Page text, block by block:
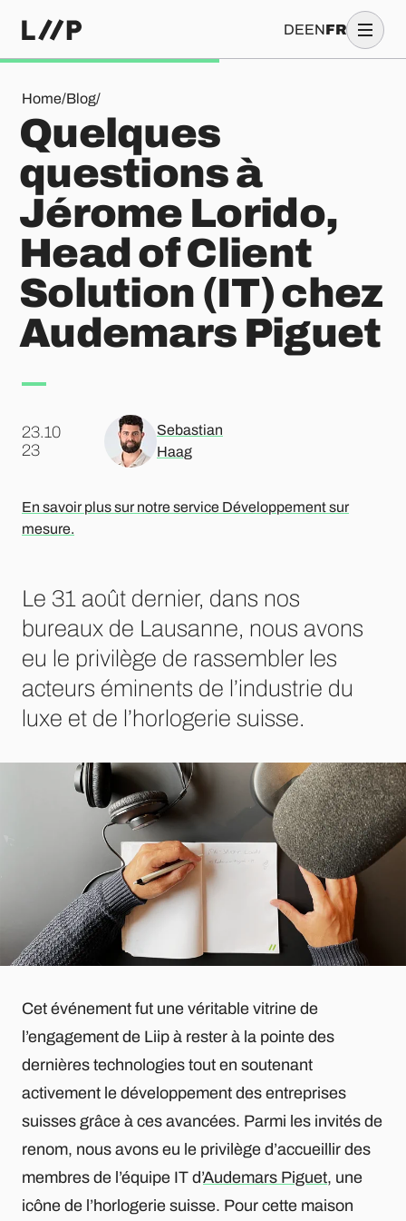
DEENFR
Home/Blog/
Quelques questions à Jérome Lorido, Head of Client
Quelques
questions à
Jérome Lorido,
Head of Client
Solution (IT) chez
Audemars Piguet
23.10
.23
Sebastian
Haag
En savoir plus sur notre service Développement sur
mesure.
Le 31 août dernier, dans nos
bureaux de Lausanne, nous avons
eu le privilège de rassembler les
acteurs éminents de l’industrie du
luxe et de l’horlogerie suisse.
Cet événement fut une véritable vitrine de
l’engagement de Liip à rester à la pointe des
dernières technologies tout en soutenant
activement le développement des entreprises
suisses grâce à ces avancées. Parmi les invités de
renom, nous avons eu le privilège d’accueillir des
membres de l’équipe IT d’Audemars Piguet, une
icône de l’horlogerie suisse. Pour cette maison